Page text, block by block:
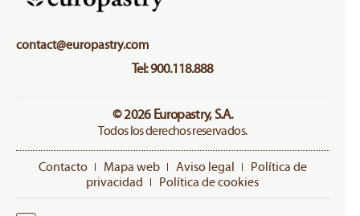
contact@europastry.com
Tel: 900.118.888
© 2026 Europastry, S.A.
Todos los derechos reservados.
Contacto Mapa web Aviso legal
Política de
privacidad
Política de cookies